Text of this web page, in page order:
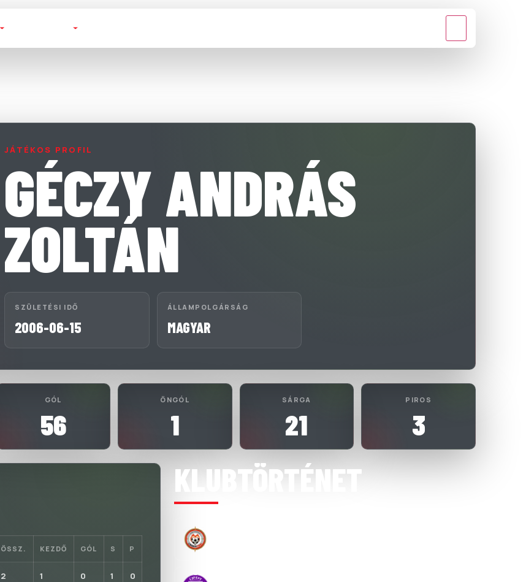
JÁTÉKOS PROFIL
GÉCZY ANDRÁS
ZOLTÁN
SZÜLETÉSI IDŐ
2006-06-15
ÁLLAMPOLGÁRSÁG
MAGYAR
GÓL
56
ÖNGÓL
1
SÁRGA
21
PIROS
3
ÖSSZ. KEZDŐ GÓL S P
2 1 0 1 0
KLUBTÖRTÉNET